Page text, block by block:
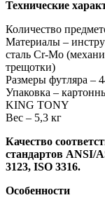
Технические
Количество
Материалы –
сталь Cr-Mo
трещотки)
Размеры футляра –
Упаковка –
KING TONY
Вес – 5,3 кг
Качество
стандартов ANSI/
3123, ISO 3316.
Особенности